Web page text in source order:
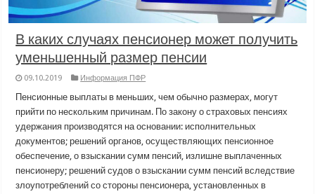
В каких случаях пенсионер может получить
уменьшенный размер пенсии
09.10.2019 Информация ПФР
Пенсионные выплаты в меньших, чем обычно размерах, могут
прийти по нескольким причинам. По закону о страховых пенсиях
удержания производятся на основании: исполнительных
документов; решений органов, осуществляющих пенсионное
обеспечение, о взыскании сумм пенсий, излишне выплаченных
пенсионеру; решений судов о взыскании сумм пенсий вследствие
злоупотреблений со стороны пенсионера, установленных в